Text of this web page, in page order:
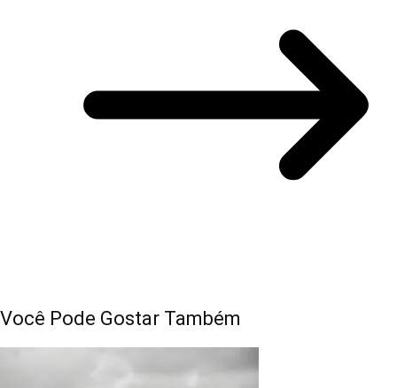
Você Pode Gostar Também